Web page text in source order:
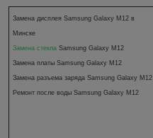
Замена дисплея Samsung Galaxy M12 в
Минске
Замена стекла Samsung Galaxy M12
Замена платы Samsung Galaxy M12
Замена разъема заряда Samsung Galaxy M12
Ремонт после воды Samsung Galaxy M12